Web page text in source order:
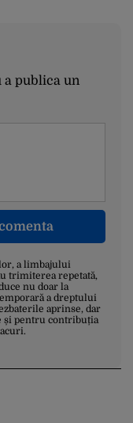
publica un
a limbajului
trimiterea repetată,
nu doar la
a dreptului
aprinse, dar
și pentru contribuția